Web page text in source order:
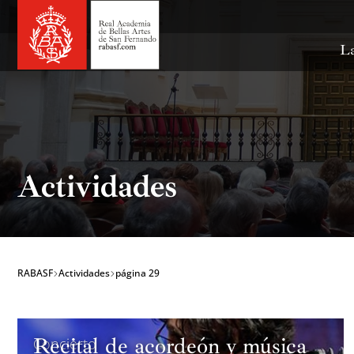
contenido
Actividades
RABASF Actividades página 29
Concierto
Recital de acordeón y música